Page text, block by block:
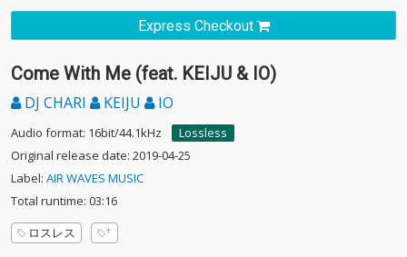
Express Checkout
Come With Me (feat. KEIJU & IO)
DJ CHARI KEIJU IO
Audio format: 16bit/44.1kHz
Lossless
Original release date: 2019-04-25
Label: AIR WAVES MUSIC
Total runtime: 03:16
ロスレス